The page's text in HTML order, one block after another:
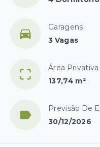
Garagens
3 Vagas
Área Privativa
137,74 m²
Previsão De
30/12/2026